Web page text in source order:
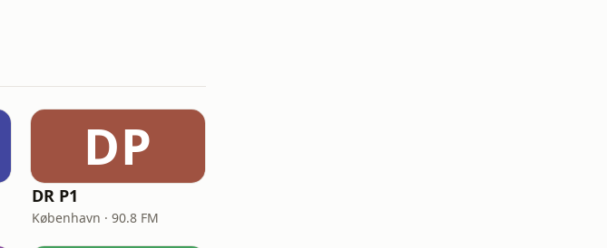
DP
DR P1
København · 90.8 FM